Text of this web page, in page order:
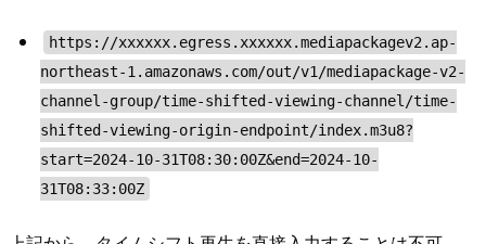
https://xxxxxx.egress.xxxxxx.mediapackagev2.ap-
northeast-1.amazonaws.com/out/v1/mediapackage-v2-
channel-group/time-shifted-viewing-channel/time-
shifted-viewing-origin-endpoint/index.m3u8?
start=2024-10-31T08:30:00Z&end=2024-10-
31T08:33:00Z